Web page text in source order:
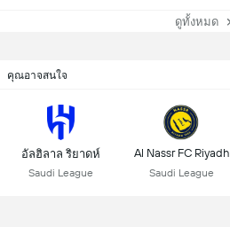
ดูทั้งหมด
คุณอาจสนใจ
อัลฮิลาล ริยาดห์
Saudi League
Al Nassr FC Riyadh
Saudi League